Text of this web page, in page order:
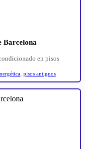
Barcelona
en pisos
pisos antiguos